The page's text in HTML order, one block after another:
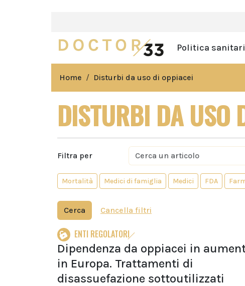
Politica
Home Disturbi da uso di oppiacei
DISTURBI DA USO
Filtra per
Mortalità Medici di famiglia Medici FDA
Cerca Cancella filtri
ENTI REGOLATORI
Dipendenza da oppiacei in
in Europa. Trattamenti di
disassuefazione sottoutilizzati